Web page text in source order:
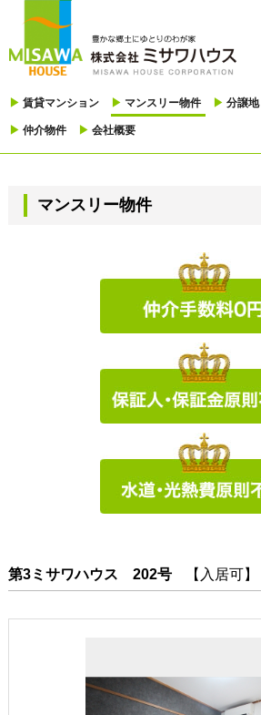
▶ 賃貸マンション ▶ マンスリー物件 ▶ 分譲地
▶ 仲介物件 ▶ 会社概要
マンスリー物件
第3ミサワハウス 202号 【入居可】